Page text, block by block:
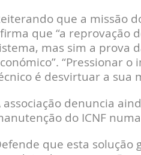
que a missão
que “a reprovação
mas sim a prova
“Pressionar
é desvirtuar a sua
associação denuncia
do ICNF
que esta solução